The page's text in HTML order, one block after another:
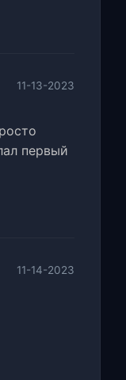
11-13-2023
первый
11-14-2023